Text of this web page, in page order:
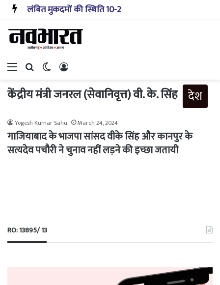
Menu Search forSwitch skin
केंद्रीय मंत्री जनरल (सेवानिवृत्त) वी. के. सिंह देश
Yogesh Kumar Sahu March 24, 2024
गाजियाबाद के भाजपा सांसद वीके सिंह और कानपुर के
सत्यदेव पचौरी ने चुनाव नहीं लड़ने की इच्छा जतायी
RO: 13895/ 13